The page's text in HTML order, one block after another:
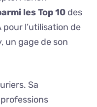
les Top 10 des
l’utilisation de
un gage de son
Sa